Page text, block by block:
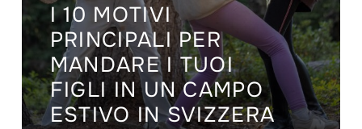
I 10 MOTIVI
PRINCIPALI PER
MANDARE I TUOI
FIGLI IN UN CAMPO
ESTIVO IN SVIZZERA